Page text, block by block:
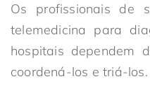
Os profissionais de
telemedicina para
hospitais dependem
coordená-los e triá-los.